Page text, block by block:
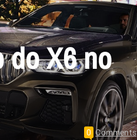
do X6 no
0 Comments